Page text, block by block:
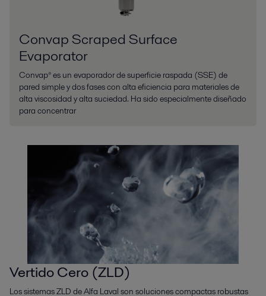
Convap Scraped Surface
Evaporator
Convap® es un evaporador de superficie raspada (SSE) de
pared simple y dos fases con alta eficiencia para materiales de
alta viscosidad y alta suciedad. Ha sido especialmente diseñado
para concentrar
Vertido Cero (ZLD)
Los sistemas ZLD de Alfa Laval son soluciones compactas robustas